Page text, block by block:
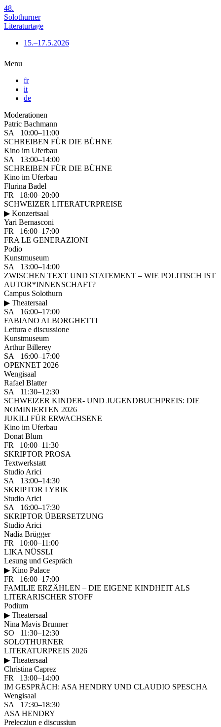
48.
Solothurner
Literaturtage
15.–17.5.2026
Menu
fr
it
de
Moderationen
Patric Bachmann
SA 10:00–11:00
SCHREIBEN FÜR DIE BÜHNE
Kino im Uferbau
SA 13:00–14:00
SCHREIBEN FÜR DIE BÜHNE
Kino im Uferbau
Flurina Badel
FR 18:00–20:00
SCHWEIZER LITERATURPREISE
▶ Konzertsaal
Yari Bernasconi
FR 16:00–17:00
FRA LE GENERAZIONI
Podio
Kunstmuseum
SA 13:00–14:00
ZWISCHEN TEXT UND STATEMENT – WIE POLITISCH IST
AUTOR*INNENSCHAFT?
Campus Solothurn
▶ Theatersaal
SA 16:00–17:00
FABIANO ALBORGHETTI
Lettura e discussione
Kunstmuseum
Arthur Billerey
SA 16:00–17:00
OPENNET 2026
Wengisaal
Rafael Blatter
SA 11:30–12:30
SCHWEIZER KINDER- UND JUGENDBUCHPREIS: DIE
NOMINIERTEN 2026
JUKILI FÜR ERWACHSENE
Kino im Uferbau
Donat Blum
FR 10:00–11:30
SKRIPTOR PROSA
Textwerkstatt
Studio Arici
SA 13:00–14:30
SKRIPTOR LYRIK
Studio Arici
SA 16:00–17:30
SKRIPTOR ÜBERSETZUNG
Studio Arici
Nadia Brügger
FR 10:00–11:00
LIKA NÜSSLI
Lesung und Gespräch
▶ Kino Palace
FR 16:00–17:00
FAMILIE ERZÄHLEN – DIE EIGENE KINDHEIT ALS
LITERARISCHER STOFF
Podium
▶ Theatersaal
Nina Mavis Brunner
SO 11:30–12:30
SOLOTHURNER
LITERATURPREIS 2026
▶ Theatersaal
Christina Caprez
FR 13:00–14:00
IM GESPRÄCH: ASA HENDRY UND CLAUDIO SPESCHA
Wengisaal
SA 17:30–18:30
ASA HENDRY
Prelecziun e discussiun